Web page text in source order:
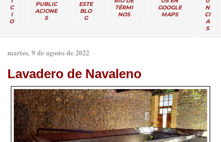
C
I
O
PUBLIC
ACIONE
S
ESTE
BLO
G
TÉRMI
NOS
GOOGLE
MAPS
N
CI
A
S
martes, 9 de agosto de 2022
Lavadero de Navaleno